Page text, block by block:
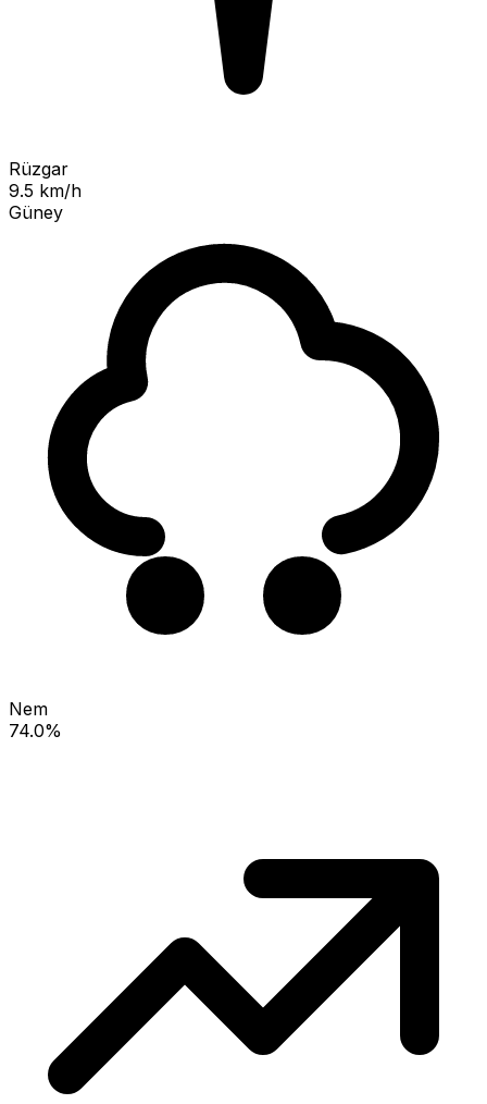
Rüzgar
9.5 km/h
Güney
Nem
74.0%